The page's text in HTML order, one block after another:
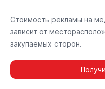
Стоимость рекламы на
зависит от
закупаемых сторон.